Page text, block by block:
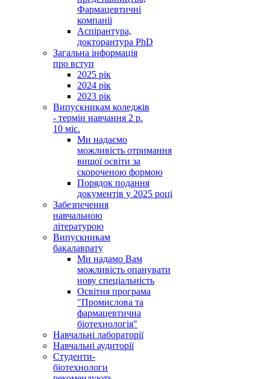
Фармацевтичні
компанії
Аспірантура,
докторантура PhD
Загальна інформація
про вступ
2025 рік
2024 рік
2023 рік
Випускникам коледжів
- термін навчання 2 р.
10 міс.
Ми надаємо
можливість отримання
вищої освіти за
скороченою формою
Порядок подання
документів у 2025 році
Забезпечення
навчальною
літературою
Випускникам
бакалаврату
Ми надамо Вам
можливість опанувати
нову спеціальність
Освітня програма
"Промислова та
фармацевтична
біотехнологія"
Навчальні лабораторії
Навчальні аудиторії
Студенти-
біотехнологи